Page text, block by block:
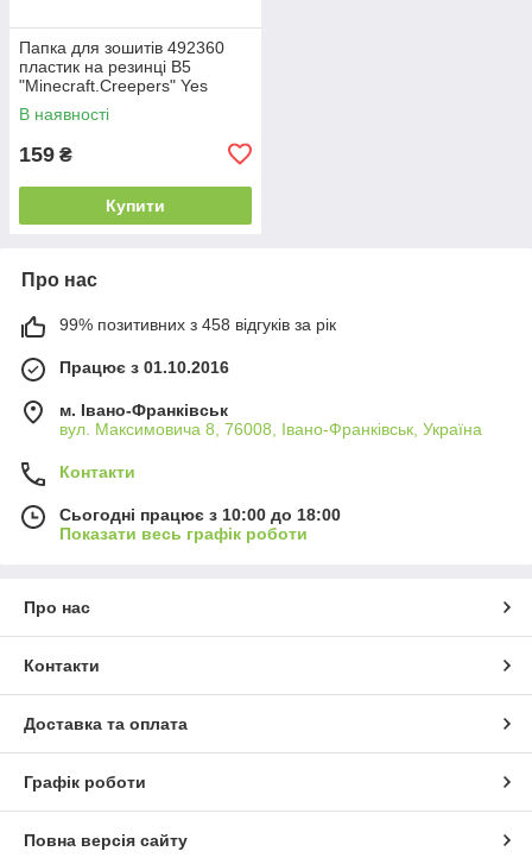
Папка для зошитів 492360
пластик на резинці В5
"Minecraft.Creepers" Yes
В наявності
159 ₴
Купити
Про нас
99% позитивних з 458 відгуків за рік
Працює з 01.10.2016
м. Івано-Франківськ
вул. Максимовича 8, 76008, Івано-Франківськ, Україна
Контакти
Сьогодні працює з 10:00 до 18:00
Показати весь графік роботи
Про нас
Контакти
Доставка та оплата
Графік роботи
Повна версія сайту